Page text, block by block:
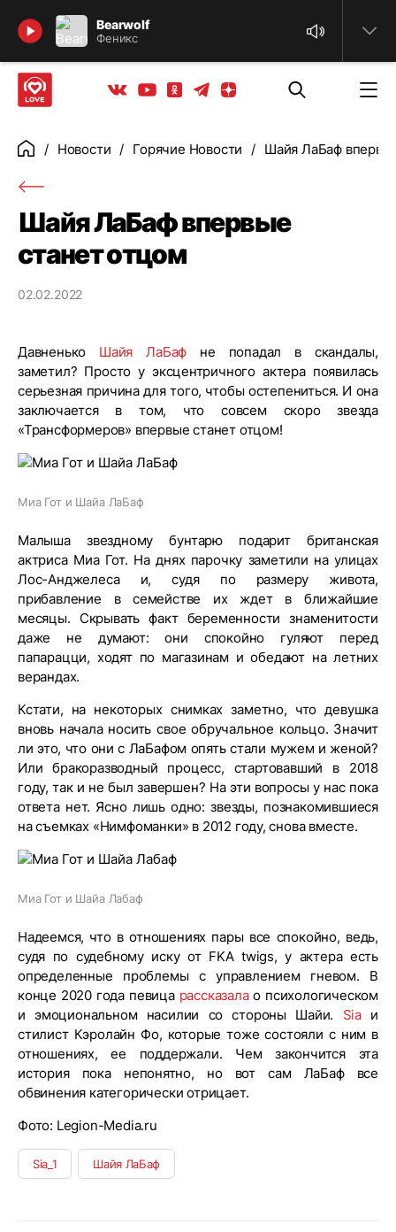
Bearwolf
Феникс
Найти
Вконтакте
YoutubeОдноклассники
ТелеграмЯндекс дзен
ГлавнаяНовости Горячие Новости Шайя ЛаБаф
Шайя ЛаБаф впервые
станет отцом
02.02.2022
Давненько Шайя ЛаБаф не попадал в скандалы,
заметил? Просто у эксцентричного актера появилась
серьезная причина для того, чтобы остепениться. И она
заключается в том, что совсем скоро звезда
«Трансформеров» впервые станет отцом!
Миа Гот и Шайа ЛаБаф
Малыша звездному бунтарю подарит британская
актриса Миа Гот. На днях парочку заметили на улицах
Лос-Анджелеса и, судя по размеру живота,
прибавление в семействе их ждет в ближайшие
месяцы. Скрывать факт беременности знаменитости
даже не думают: они спокойно гуляют перед
папарацци, ходят по магазинам и обедают на летних
верандах.
Кстати, на некоторых снимках заметно, что девушка
вновь начала носить свое обручальное кольцо. Значит
ли это, что они с ЛаБафом опять стали мужем и женой?
Или бракоразводный процесс, стартовавший в 2018
году, так и не был завершен? На эти вопросы у нас пока
ответа нет. Ясно лишь одно: звезды, познакомившиеся
на съемках «Нимфоманки» в 2012 году, снова вместе.
Миа Гот и Шайа Лабаф
Надеемся, что в отношениях пары все спокойно, ведь,
судя по судебному иску от FKA twigs, у актера есть
определенные проблемы с управлением гневом. В
конце 2020 года певица рассказалао психологическом
и эмоциональном насилии со стороны Шайи. Siaи
стилист Кэролайн Фо, которые тоже состояли с ним в
отношениях, ее поддержали. Чем закончится эта
история пока непонятно, но вот сам ЛаБаф все
обвинения категорически отрицает.
Фото: Legion-Media.ru
Sia_1 Шайя ЛаБаф